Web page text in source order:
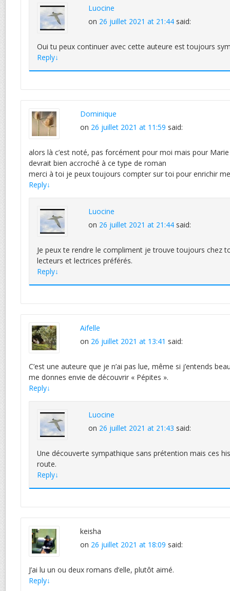
Luocine
on 26 juillet 2021 at 21:44 said:
Oui tu peux continuer avec cette auteure est toujours
Reply↓
Dominique
on 26 juillet 2021 at 11:59 said:
alors là c’est noté, pas forcément pour moi mais pour
devrait bien accroché à ce type de roman
merci à toi je peux toujours compter sur toi pour enrichir
Reply↓
Luocine
on 26 juillet 2021 at 21:44 said:
Je peux te rendre le compliment je trouve toujours chez
lecteurs et lectrices préférés.
Reply↓
Aifelle
on 26 juillet 2021 at 13:41 said:
C’est une auteure que je n’ai pas lue, même si j’entends
me donnes envie de découvrir « Pépites ».
Reply↓
Luocine
on 26 juillet 2021 at 21:43 said:
Une découverte sympathique sans prétention mais ces
route.
Reply↓
keisha
on 26 juillet 2021 at 18:09 said:
J’ai lu un ou deux romans d’elle, plutôt aimé.
Reply↓